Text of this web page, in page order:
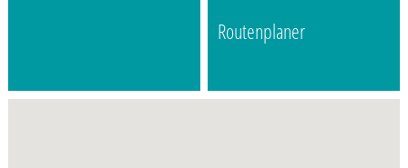
Routenplaner